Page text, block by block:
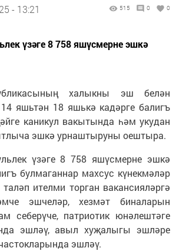
- 13:21 515 0 0
үзәге 8 758 яшүсмерне эшкә
халыкны эш белән
яшьтән 18 яшькә кадәрге балигъ
каникул вакытында һәм укудан
эшкә урнаштыруны оештыра.
үзәге 8 758 яшүсмерне эшкә
булмаганнар махсус күнекмәләр
ителми торган вакансияләргә
эшчеләр, хезмәт биналарын
себерүче, патриотик юнәлештәге
эшләү, авыл хуҗалыгы эшләре
эшләү.